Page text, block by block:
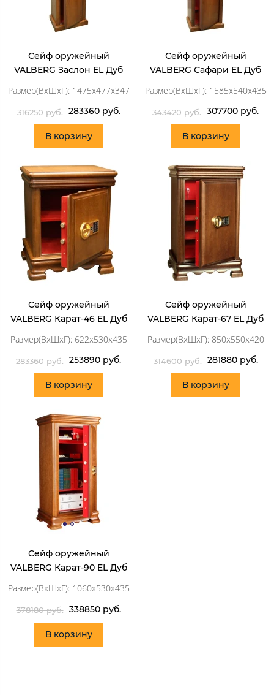
Сейф оружейный
VALBERG Заслон EL Дуб
Размер(ВхШхГ): 1475x477x347
316250 руб. 283360 руб.
В корзину
Сейф оружейный
VALBERG Сафари EL Дуб
Размер(ВхШхГ): 1585x540x435
343420 руб. 307700 руб.
В корзину
Сейф оружейный
VALBERG Карат-46 EL Дуб
Размер(ВхШхГ): 622x530x435
283360 руб. 253890 руб.
В корзину
Сейф оружейный
VALBERG Карат-67 EL Дуб
Размер(ВхШхГ): 850x550x420
314600 руб. 281880 руб.
В корзину
Сейф оружейный
VALBERG Карат-90 EL Дуб
Размер(ВхШхГ): 1060x530x435
378180 руб. 338850 руб.
В корзину